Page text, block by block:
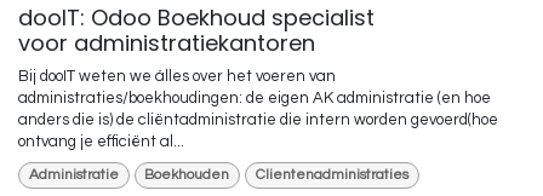
dooIT: Odoo Boekhoud specialist
voor administratiekantoren
Bij dooIT weten we álles over het voeren van
administraties/boekhoudingen: de eigen AK administratie (en hoe
anders die is) de cliëntadministratie die intern worden gevoerd(hoe
ontvang je efficiënt al...
Administratie Boekhouden Clientenadministraties